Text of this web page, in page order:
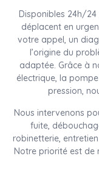
Disponibles 24h/
déplacent en
votre appel, un
l’origine du
adaptée. Grâce à
électrique, la
pression,
Nous intervenons
fuite,
robinetterie,
Notre priorité est de